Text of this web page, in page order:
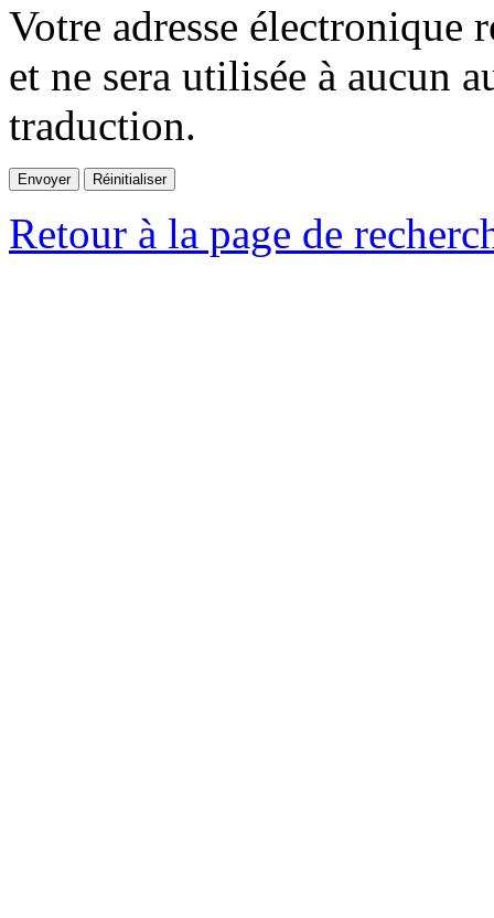
Votre adresse électronique
et ne sera utilisée à aucun
traduction.
Retour à la page de